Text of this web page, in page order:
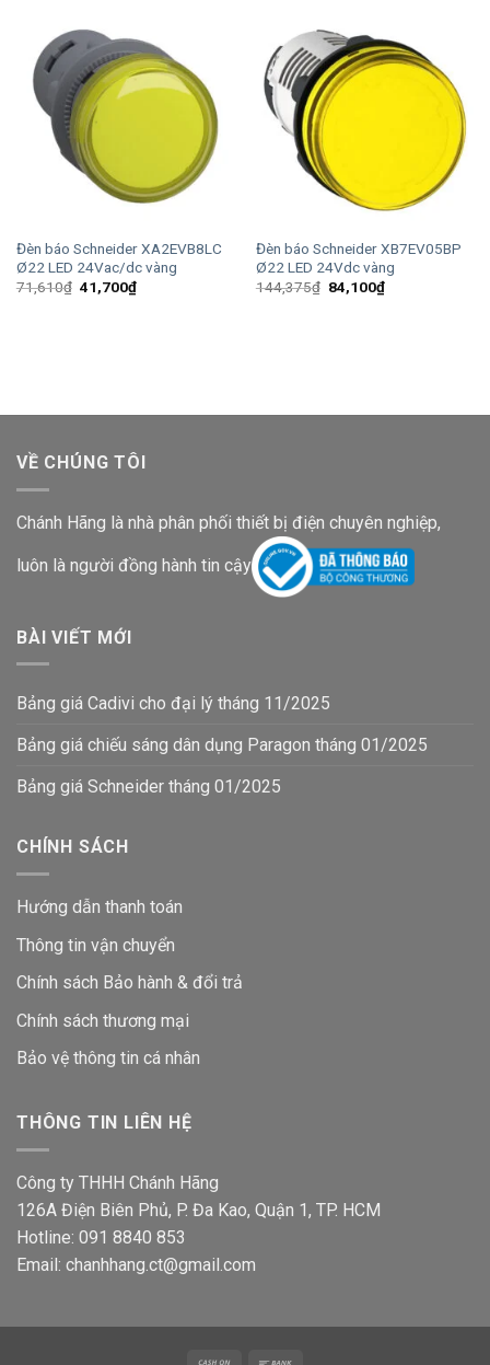
Đèn báo Schneider XA2EVB8LC
Ø22 LED 24Vac/dc vàng
71,610₫ Giá
gốc
41,700₫Giá
hiện
Đèn báo Schneider XB7EV05BP
Ø22 LED 24Vdc vàng
144,375₫ Giá
gốc
84,100₫Giá
hiện
VỀ CHÚNG TÔI
Chánh Hãng là nhà phân phối thiết bị điện chuyên nghiệp,
luôn là người đồng hành tin cậy
BÀI VIẾT MỚI
Bảng giá Cadivi cho đại lý tháng 11/2025
Bảng giá chiếu sáng dân dụng Paragon tháng 01/2025
Bảng giá Schneider tháng 01/2025
CHÍNH SÁCH
Hướng dẫn thanh toán
Thông tin vận chuyển
Chính sách Bảo hành & đổi trả
Chính sách thương mại
Bảo vệ thông tin cá nhân
THÔNG TIN LIÊN HỆ
Công ty THHH Chánh Hãng
126A Điện Biên Phủ, P. Đa Kao, Quận 1, TP. HCM
Hotline: 091 8840 853
Email: chanhhang.ct@gmail.com